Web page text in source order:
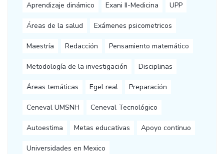
Aprendizaje dinámico Exani II-Medicina UPP
Áreas de la salud Exámenes psicometricos
Maestría Redacción Pensamiento matemático
Metodología de la investigación Disciplinas
Áreas temáticas Egel real Preparación
Ceneval UMSNH Ceneval Tecnológico
Autoestima Metas educativas Apoyo continuo
Universidades en Mexico